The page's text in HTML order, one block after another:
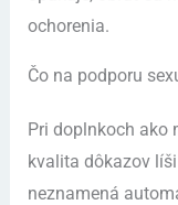
ochorenia.
Čo na podporu
Pri doplnkoch ako
kvalita dôkazov
neznamená